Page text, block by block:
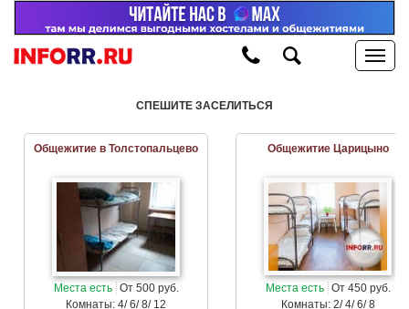
СПЕШИТЕ ЗАСЕЛИТЬСЯ
Общежитие в Толстопальцево
Места есть От 500 руб.
Комнаты: 4/ 6/ 8/ 12
Общежитие Царицыно
Места есть От 450 руб.
Комнаты: 2/ 4/ 6/ 8